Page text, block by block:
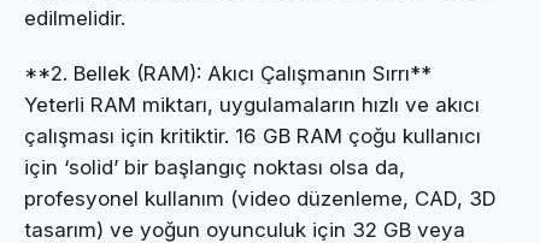
edilmelidir.
**2. Bellek (RAM): Akıcı Çalışmanın Sırrı**
Yeterli RAM miktarı, uygulamaların hızlı ve akıcı
çalışması için kritiktir. 16 GB RAM çoğu kullanıcı
için ‘solid’ bir başlangıç noktası olsa da,
profesyonel kullanım (video düzenleme, CAD, 3D
tasarım) ve yoğun oyunculuk için 32 GB veya